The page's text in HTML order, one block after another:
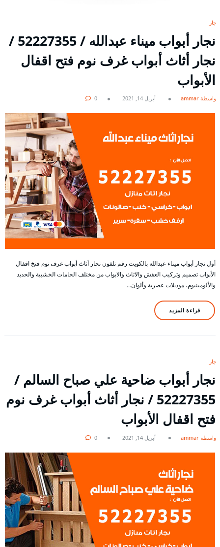
نجار
نجار أبواب ميناء عبدالله / 52227355 /
نجار أثاث أبواب غرف نوم فتح اقفال
الأبواب
بواسطة ammar أبريل 14, 2021 0
أول نجار أبواب ميناء عبدالله بالكويت رقم تلفون نجار أثاث أبواب غرف نوم فتخ اقفال
الأبواب تصميم وتركيب العفش والاثاث والابواب من مختلف الخامات الخشبية والحديد
والألومينيوم، موديلات عصرية وألوان…
قراءة المزيد
نجار
نجار أبواب ضاحية علي صباح السالم /
52227355 / نجار أثاث أبواب غرف نوم
فتح اقفال الأبواب
بواسطة ammar أبريل 14, 2021 0